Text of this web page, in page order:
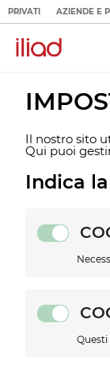
PRIVATI AZIENDE E
Il nostro sito
Qui puoi
Indica
Questi